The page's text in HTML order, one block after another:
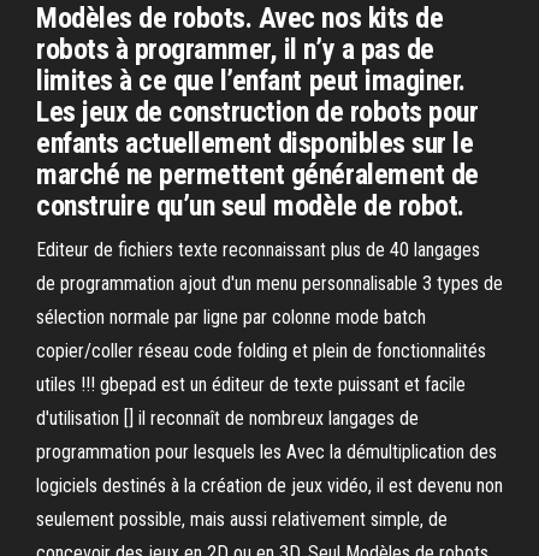
Modèles de robots. Avec nos kits de
robots à programmer, il n’y a pas de
limites à ce que l’enfant peut imaginer.
Les jeux de construction de robots pour
enfants actuellement disponibles sur le
marché ne permettent généralement de
construire qu’un seul modèle de robot.
Editeur de fichiers texte reconnaissant plus de 40 langages
de programmation ajout d'un menu personnalisable 3 types de
sélection normale par ligne par colonne mode batch
copier/coller réseau code folding et plein de fonctionnalités
utiles !!! gbepad est un éditeur de texte puissant et facile
d'utilisation [] il reconnaît de nombreux langages de
programmation pour lesquels les Avec la démultiplication des
logiciels destinés à la création de jeux vidéo, il est devenu non
seulement possible, mais aussi relativement simple, de